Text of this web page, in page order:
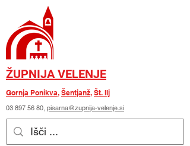
ŽUPNIJA VELENJE
Gornja Ponikva, Šentjanž, Št. Ilj
03 897 56 80, pisarna@zupnija-velenje.si